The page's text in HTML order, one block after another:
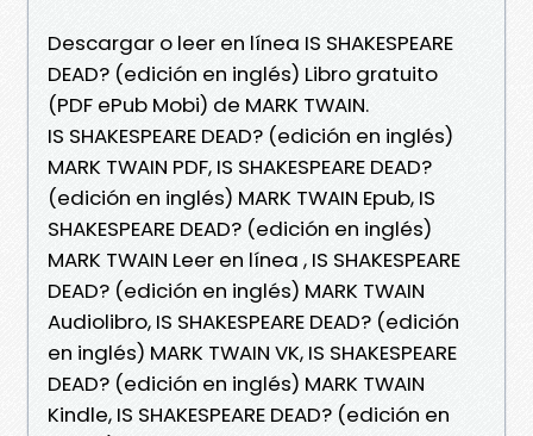
Descargar o leer en línea IS SHAKESPEARE
DEAD? (edición en inglés) Libro gratuito
(PDF ePub Mobi) de MARK TWAIN.
IS SHAKESPEARE DEAD? (edición en inglés)
MARK TWAIN PDF, IS SHAKESPEARE DEAD?
(edición en inglés) MARK TWAIN Epub, IS
SHAKESPEARE DEAD? (edición en inglés)
MARK TWAIN Leer en línea , IS SHAKESPEARE
DEAD? (edición en inglés) MARK TWAIN
Audiolibro, IS SHAKESPEARE DEAD? (edición
en inglés) MARK TWAIN VK, IS SHAKESPEARE
DEAD? (edición en inglés) MARK TWAIN
Kindle, IS SHAKESPEARE DEAD? (edición en